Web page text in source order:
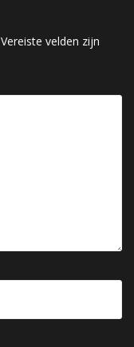
Vereiste velden zijn